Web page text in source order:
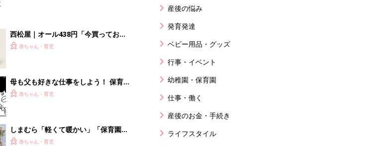
西松屋｜オール438円「今買っておく
べき！」「保育園着にも◎」元子ども
赤ちゃん・育児
母も父も好きな仕事をしよう！ 保育
園に合わなければ方向転換したってい
赤ちゃん・育児
しまむら「軽くて暖かい」「保育園着
にも◎」元子ども服販売員ライター激
赤ちゃん・育児
産後の悩み
発育発達
ベビー用品・グッズ
行事・イベント
幼稚園・保育園
仕事・働く
産後のお金・手続き
ライフスタイル